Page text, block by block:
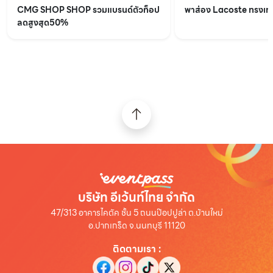
CMG SHOP SHOP รวมแบรนด์ตัวท็อป
ลดสูงสุด50%
พาส่อง Lacoste ทรงเ
บริษัท อีเว้นท์ไทย จำกัด
47/313 อาคารไคตัค ชั้น 5 ถนนป๊อปปูล่า ต.บ้านใหม่
อ.ปากเกร็ด จ.นนทบุรี 11120
ติดตามเรา :